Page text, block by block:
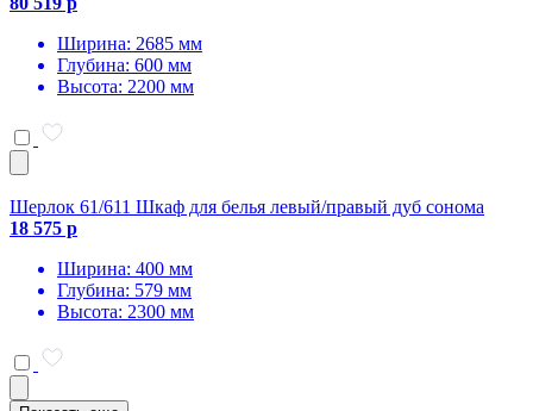
Ширина: 2685 мм
Глубина: 600 мм
Высота: 2200 мм
Шерлок 61/611 Шкаф для белья левый/правый дуб сонома
18 575 р
Ширина: 400 мм
Глубина: 579 мм
Высота: 2300 мм